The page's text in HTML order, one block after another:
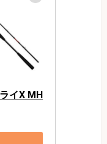
イX MH